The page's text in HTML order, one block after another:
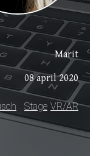
Marit
08 april 2020
Stage VR/AR